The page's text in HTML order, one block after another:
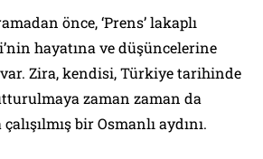
önce, ‘Prens’ lakaplı
hayatına ve düşüncelerine
Zira, kendisi, Türkiye tarihinde
zaman zaman da
bir Osmanlı aydını.